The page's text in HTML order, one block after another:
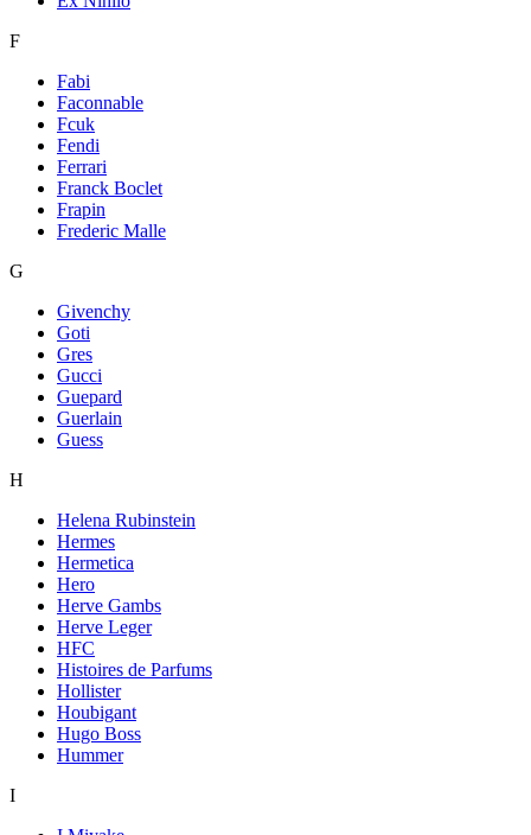
F
Fabi
Faconnable
Fcuk
Fendi
Ferrari
Franck Boclet
Frapin
Frederic Malle
G
Givenchy
Goti
Gres
Gucci
Guepard
Guerlain
Guess
H
Helena Rubinstein
Hermes
Hermetica
Hero
Herve Gambs
Herve Leger
HFC
Histoires de Parfums
Hollister
Houbigant
Hugo Boss
Hummer
I